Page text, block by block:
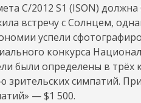
C/2012 S1 (ISON)
встречу с Солнцем,
успели
конкурса
были определены в трёх
симпатий.
— $1 500.